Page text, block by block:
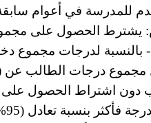
للمدرسة في أعوام
بالنسبة لدرجات مجموع
دون اشتراط الحصول على